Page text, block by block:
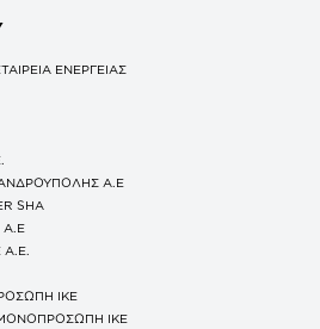
ΕΝΕΡΓΕΙΑΣ
A.E
SHA
ΙΚΕ
ΜΟΝΟΠΡΟΣΩΠΗ ΙΚΕ